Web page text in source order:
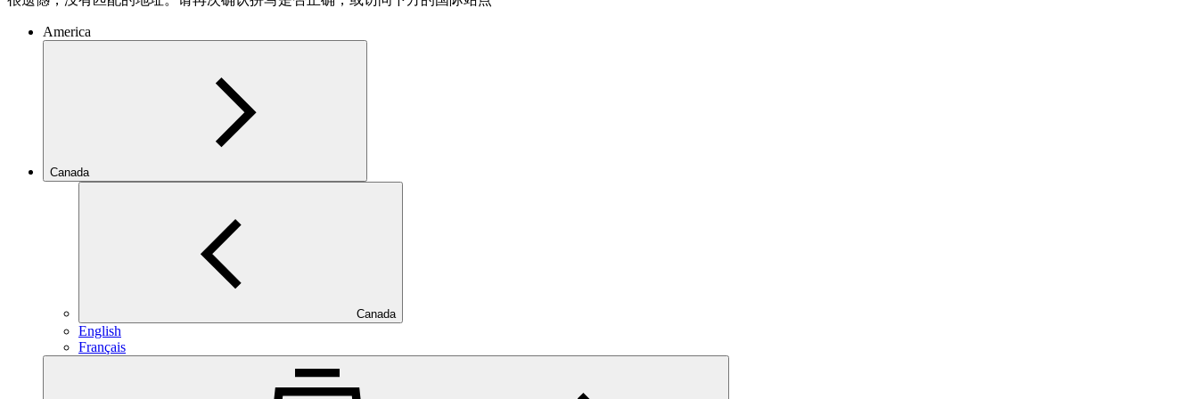
America
Canada
Canada
English
Français